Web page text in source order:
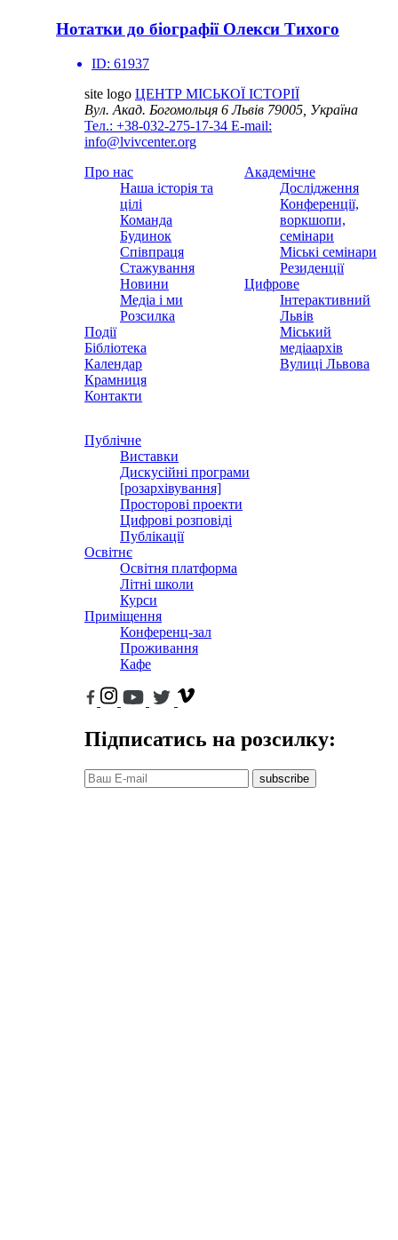
Нотатки до біографії Олекси Тихого
ID: 61937
site logo ЦЕНТР МІСЬКОЇ ІСТОРІЇ
Вул. Акад. Богомольця 6Львів 79005, Україна
Тел.: +38-032-275-17-34 E-mail:
info@lvivcenter.org
Про нас
Наша історія та
цілі
Команда
Будинок
Співпраця
Стажування
Новини
Медіа і ми
Розсилка
Події
Бібліотека
Календар
Крамниця
Контакти
Академічне
Дослідження
Конференції,
воркшопи,
семінари
Міські семінари
Резиденції
Цифрове
Інтерактивний
Львів
Міський
медіаархів
Вулиці Львова
Публічне
Виставки
Дискусійні програми
[розархівування]
Просторові проекти
Цифрові розповіді
Публікації
Освітнє
Освітня платформа
Літні школи
Курси
Приміщення
Конференц-зал
Проживання
Кафе
Підписатись на розсилку:
subscribe